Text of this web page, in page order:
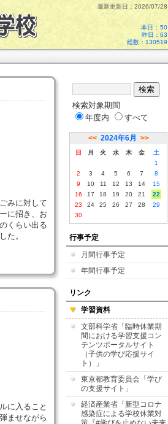
最新更新日：2026/07/28
本日： 50
昨日：63
総数：130519
みに対して
に招き、お
くらい出る
た。
に入ること
ませながら
検索対象期間
年度内
すべて
<< 2024年6月 >>
日 月 火 水 木 金
土
1
2
3 4 5 6 7
8
9
10 11 12 13 14
15
16
17 18 19 20 21
22
23
24 25 26 27 28
29
30
行事予定
月間行事予定
年間行事予定
リンク
学習資料
文部科学省「臨時休業期
間における学習支援コン
テンツポータルサイト
（子供の学び応援サイ
ト）」
東京都教育委員会「学び
の支援サイト」
経済産業省「新型コロナ
感染症による学校休業対